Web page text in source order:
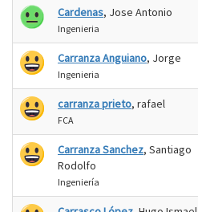
Cardenas, Jose Antonio
Ingenieria
Carranza Anguiano, Jorge
Ingenieria
carranza prieto, rafael
FCA
Carranza Sanchez, Santiago
Rodolfo
Ingeniería